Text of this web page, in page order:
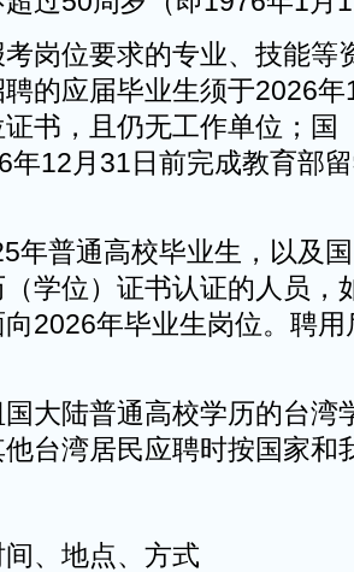
考岗位要求的专业、技能
的应届毕业生须于2026
书，且仍无工作单位；国
年12月31日前完成教育部
年普通高校毕业生，以及
学位）证书认证的人员，
2026年毕业生岗位。聘
国大陆普通高校学历的台
台湾居民应聘时按国家和
间、地点、方式